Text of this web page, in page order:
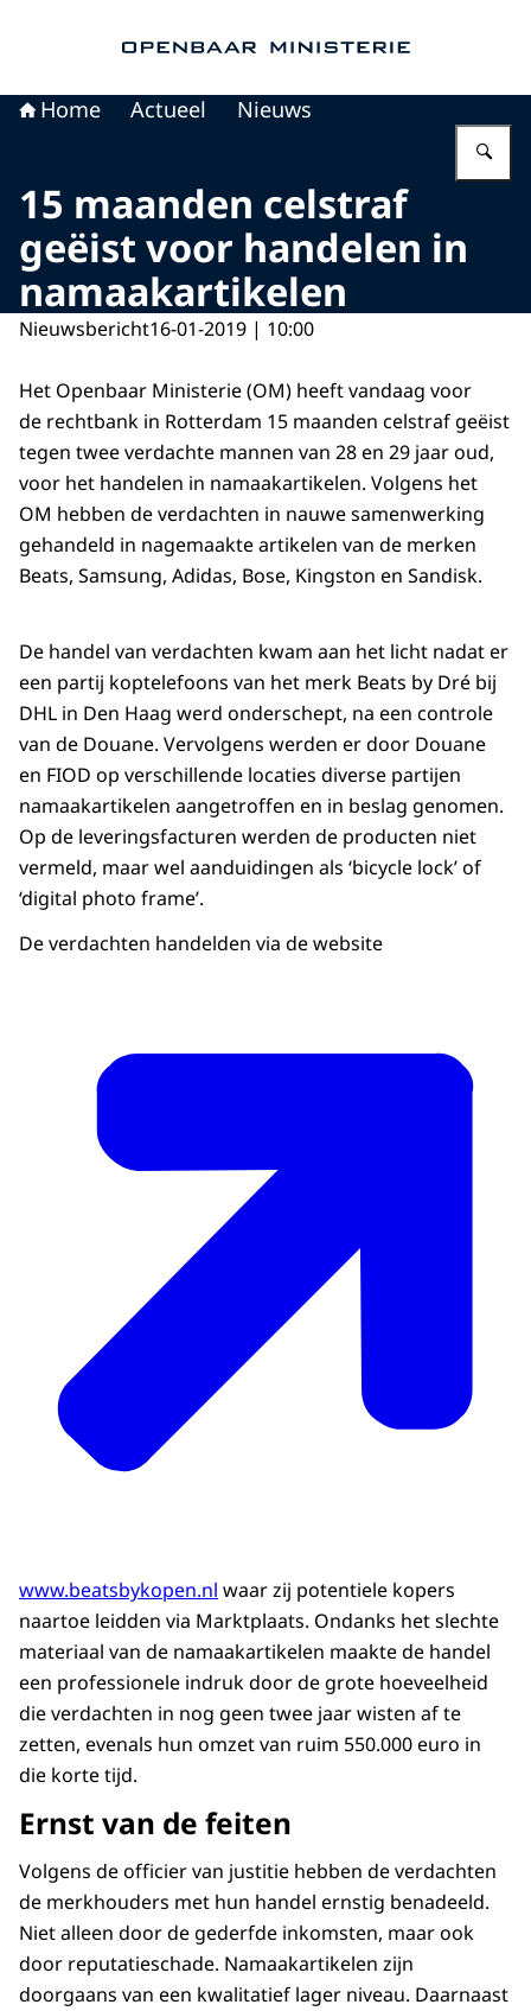
Home Actueel Nieuws
15 maanden celstraf
geëist voor handelen in
namaakartikelen
Nieuwsbericht16-01-2019 | 10:00
Het Openbaar Ministerie (OM) heeft vandaag voor
de rechtbank in Rotterdam 15 maanden celstraf geëist
tegen twee verdachte mannen van 28 en 29 jaar oud,
voor het handelen in namaakartikelen. Volgens het
OM hebben de verdachten in nauwe samenwerking
gehandeld in nagemaakte artikelen van de merken
Beats, Samsung, Adidas, Bose, Kingston en Sandisk.
De handel van verdachten kwam aan het licht nadat er
een partij koptelefoons van het merk Beats by Dré bij
DHL in Den Haag werd onderschept, na een controle
van de Douane. Vervolgens werden er door Douane
en FIOD op verschillende locaties diverse partijen
namaakartikelen aangetroffen en in beslag genomen.
Op de leveringsfacturen werden de producten niet
vermeld, maar wel aanduidingen als ‘bicycle lock’ of
‘digital photo frame’.
De verdachten handelden via de website
www.beatsbykopen.nl waar zij potentiele kopers
naartoe leidden via Marktplaats. Ondanks het slechte
materiaal van de namaakartikelen maakte de handel
een professionele indruk door de grote hoeveelheid
die verdachten in nog geen twee jaar wisten af te
zetten, evenals hun omzet van ruim 550.000 euro in
die korte tijd.
Ernst van de feiten
Volgens de officier van justitie hebben de verdachten
de merkhouders met hun handel ernstig benadeeld.
Niet alleen door de gederfde inkomsten, maar ook
door reputatieschade. Namaakartikelen zijn
doorgaans van een kwalitatief lager niveau. Daarnaast